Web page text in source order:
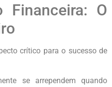
Financeira: O
crítico para o sucesso de
se arrependem quando